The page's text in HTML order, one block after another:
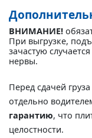
ВНИМАНИЕ!
При выгрузке,
зачастую
нервы.
Перед сдачей
отдельно
гарантию, что
целостности.